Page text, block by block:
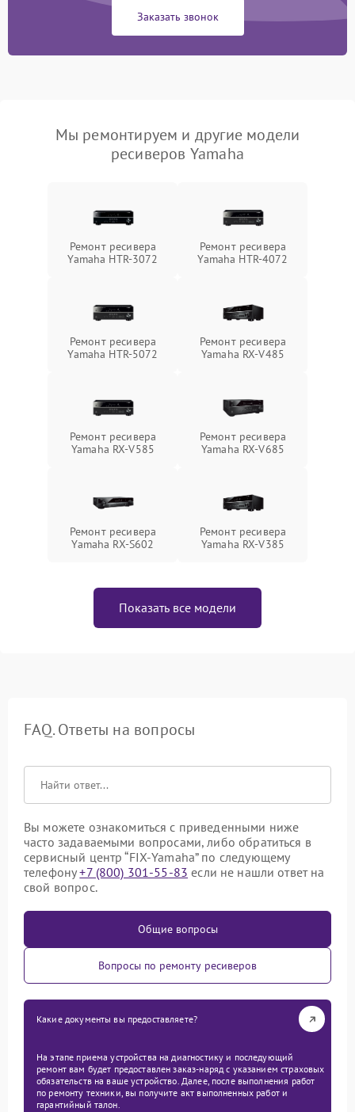
Заказать звонок
Мы ремонтируем и другие модели
ресиверов Yamaha
Ремонт ресивера
Yamaha HTR-3072
Ремонт ресивера
Yamaha HTR-4072
Ремонт ресивера
Yamaha HTR-5072
Ремонт ресивера
Yamaha RX-V485
Ремонт ресивера
Yamaha RX-V585
Ремонт ресивера
Yamaha RX-V685
Ремонт ресивера
Yamaha RX-S602
Ремонт ресивера
Yamaha RX-V385
Показать все модели
FAQ. Ответы на вопросы
Вы можете ознакомиться с приведенными ниже
часто задаваемыми вопросами, либо обратиться в
сервисный центр “FIX-Yamaha” по следующему
телефону+7 (800) 301-55-83 если не нашли ответ на
свой вопрос.
Общие вопросы
Вопросы по ремонту ресиверов
Какие документы вы предоставляете?
На этапе приема устройства на диагностику и последующий
ремонт вам будет предоставлен заказ-наряд с указанием страховых
обязательств на ваше устройство. Далее, после выполнения работ
по ремонту техники, вы получите акт выполненных работ и
гарантийный талон.